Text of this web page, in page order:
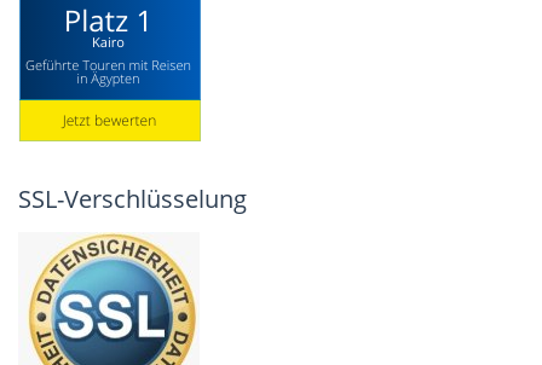
SSL-Verschlüsselung